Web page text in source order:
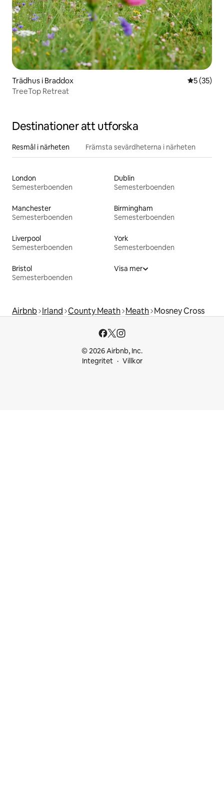
Trädhus i Braddox 5 av 5 i
5 (35)
TreeTop Retreat
Destinationer att utforska
Resmål i närheten Främsta sevärdheterna i närheten
London
Semesterboenden
Dublin
Semesterboenden
Manchester
Semesterboenden
Birmingham
Semesterboenden
Liverpool
Semesterboenden
York
Semesterboenden
Bristol
Semesterboenden
Visa mer
Airbnb Irland County Meath Meath Mosney Cross
© 2026 Airbnb, Inc.
Integritet
Villkor